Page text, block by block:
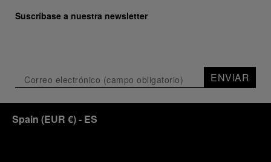
Suscríbase a nuestra newsletter
ENVIAR
Spain (EUR €)- ES